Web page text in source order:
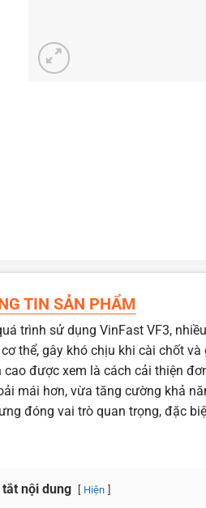
TIN SẢN PHẨM
trình sử dụng VinFast VF3,
thể, gây khó chịu khi cài chốt
cao được xem là cách cải thiện
mái hơn, vừa tăng cường khả
đóng vai trò quan trọng, đặc
tắt nội dung Hiện